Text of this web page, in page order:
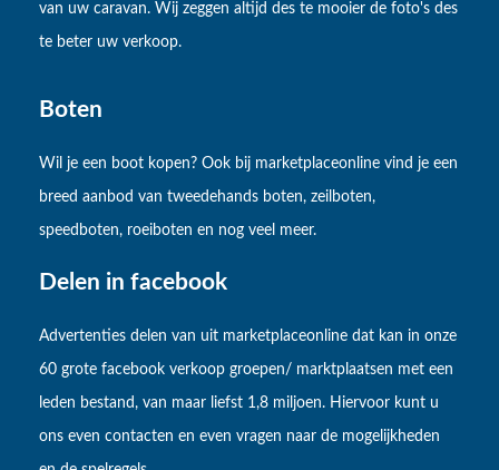
van uw caravan. Wij zeggen altijd des te mooier de foto's des
te beter uw verkoop.
Boten
Wil je een boot kopen? Ook bij marketplaceonline vind je een
breed aanbod van tweedehands boten, zeilboten,
speedboten, roeiboten en nog veel meer.
Delen in facebook
Advertenties delen van uit marketplaceonline dat kan in onze
60 grote facebook verkoop groepen/ marktplaatsen met een
leden bestand, van maar liefst 1,8 miljoen. Hiervoor kunt u
ons even contacten en even vragen naar de mogelijkheden